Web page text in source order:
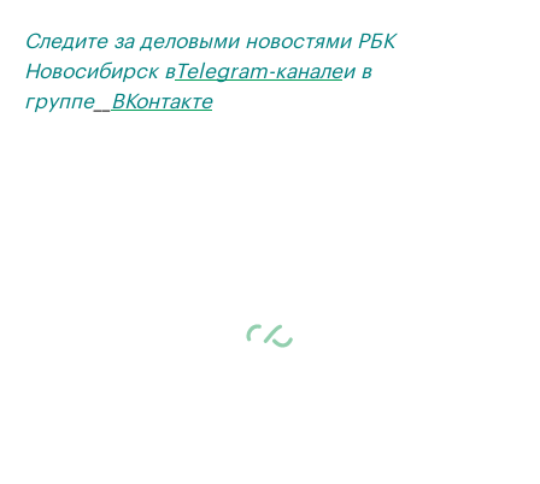
Следите за деловыми новостями РБК
Новосибирск вTelegram-каналеи в
группе__ ВКонтакте